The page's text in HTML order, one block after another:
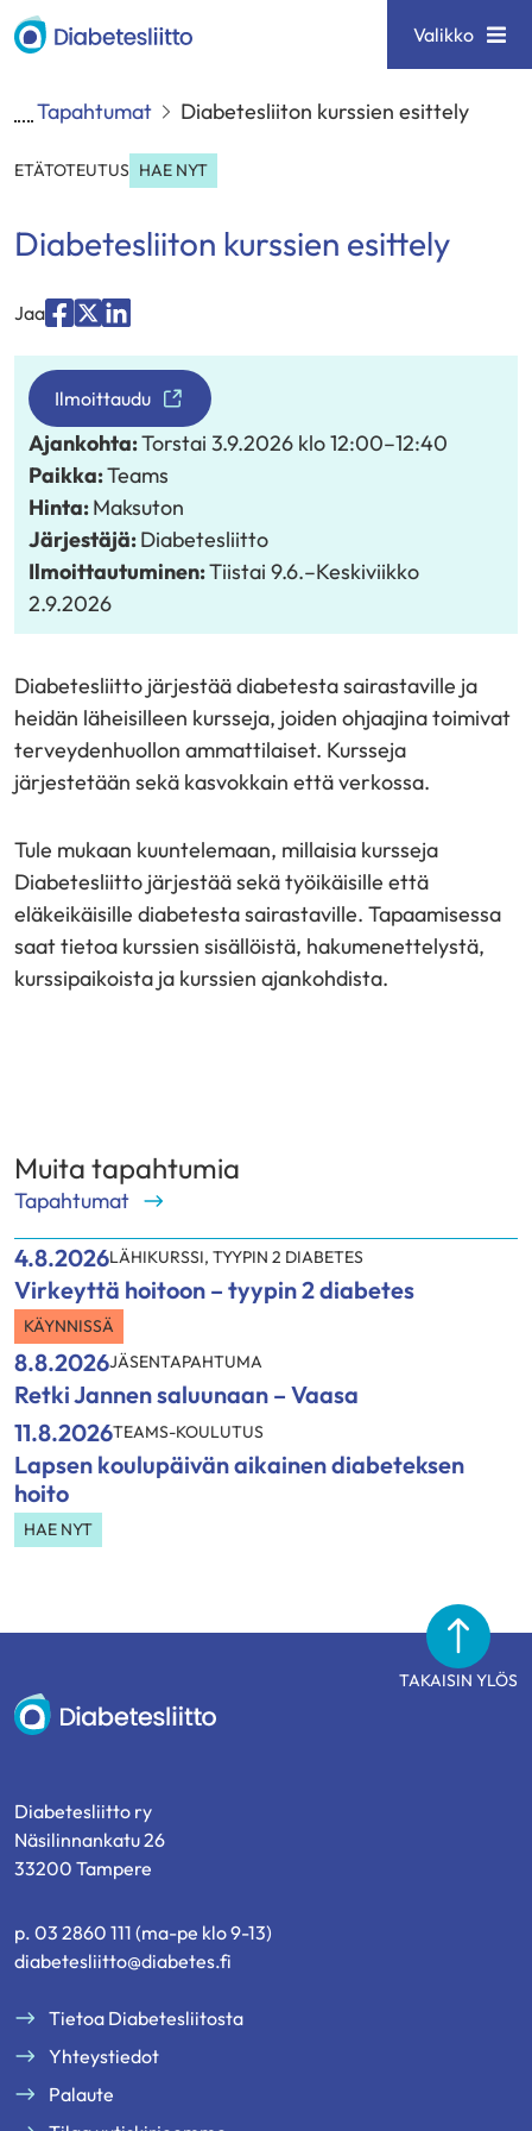
Siirry
sisältöön
Diabetesliitto Valikko
Tapahtumat Diabetesliiton kurssien esittely
ETÄTOTEUTUS HAE NYT
Diabetesliiton kurssien esittely
Jaa
palvelussa
"Facebook"
palvelussa
"X"
palvelussa
"LinkedIn"
Ilmoittaudu
Ajankohta:Torstai 3.9.2026 klo 12:00–12:40
Paikka:Teams
Hinta:Maksuton
Järjestäjä:Diabetesliitto
Ilmoittautuminen:Tiistai 9.6.–Keskiviikko
2.9.2026
Diabetesliitto järjestää diabetesta sairastaville ja
heidän läheisilleen kursseja, joiden ohjaajina toimivat
terveydenhuollon ammattilaiset. Kursseja
järjestetään sekä kasvokkain että verkossa.
Tule mukaan kuuntelemaan, millaisia kursseja
Diabetesliitto järjestää sekä työikäisille että
eläkeikäisille diabetesta sairastaville. Tapaamisessa
saat tietoa kurssien sisällöistä, hakumenettelystä,
kurssipaikoista ja kurssien ajankohdista.
Muita tapahtumia
Tapahtumat
4.8.2026LÄHIKURSSI, TYYPIN 2 DIABETES
Virkeyttä hoitoon – tyypin 2 diabetes
KÄYNNISSÄ
8.8.2026JÄSENTAPAHTUMA
Retki Jannen saluunaan – Vaasa
11.8.2026TEAMS-KOULUTUS
Lapsen koulupäivän aikainen diabeteksen
hoito
HAE NYT
TAKAISIN YLÖS
Diabetesliitto
Diabetesliitto ry
Näsilinnankatu 26
33200 Tampere
p. 03 2860 111 (ma-pe klo 9-13)
diabetesliitto@diabetes.fi
Tietoa Diabetesliitosta
Yhteystiedot
Palaute